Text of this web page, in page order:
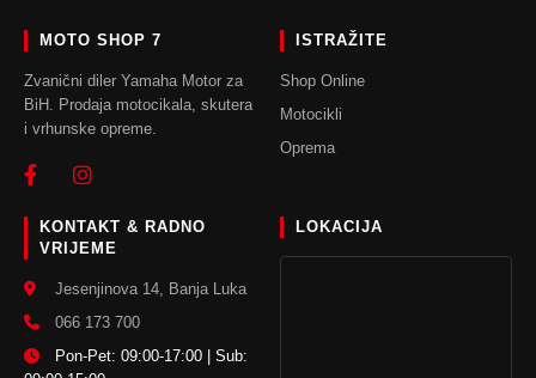
MOTO SHOP 7
Zvanični diler Yamaha Motor za
BiH. Prodaja motocikala, skutera
i vrhunske opreme.
ISTRAŽITE
Shop Online
Motocikli
Oprema
KONTAKT & RADNO
VRIJEME
Jesenjinova 14, Banja Luka
066 173 700
Pon-Pet: 09:00-17:00 | Sub:
LOKACIJA